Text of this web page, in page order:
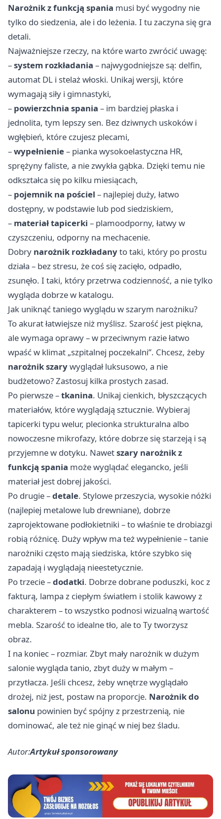
Narożnik z funkcją spania musi być wygodny nie
tylko do siedzenia, ale i do leżenia. I tu zaczyna się gra
detali.
Najważniejsze rzeczy, na które warto zwrócić uwagę:
–system rozkładania – najwygodniejsze są: delfin,
automat DL i stelaż włoski. Unikaj wersji, które
wymagają siły i gimnastyki,
– powierzchnia spania – im bardziej płaska i
jednolita, tym lepszy sen. Bez dziwnych uskoków i
wgłębień, które czujesz plecami,
–wypełnienie– pianka wysokoelastyczna HR,
sprężyny faliste, a nie zwykła gąbka. Dzięki temu nie
odkształca się po kilku miesiącach,
– pojemnik na pościel – najlepiej duży, łatwo
dostępny, w podstawie lub pod siedziskiem,
– materiał tapicerki – plamoodporny, łatwy w
czyszczeniu, odporny na mechacenie.
Dobry narożnik rozkładanyto taki, który po prostu
działa – bez stresu, że coś się zacięło, odpadło,
zsunęło. I taki, który przetrwa codzienność, a nie tylko
wygląda dobrze w katalogu.
Jak uniknąć taniego wyglądu w szarym narożniku?
To akurat łatwiejsze niż myślisz. Szarość jest piękna,
ale wymaga oprawy – w przeciwnym razie łatwo
wpaść w klimat „szpitalnej poczekalni”. Chcesz, żeby
narożnik szarywyglądał luksusowo, a nie
budżetowo? Zastosuj kilka prostych zasad.
Po pierwsze –tkanina. Unikaj cienkich, błyszczących
materiałów, które wyglądają sztucznie. Wybieraj
tapicerki typu welur, plecionka strukturalna albo
nowoczesne mikrofazy, które dobrze się starzeją i są
przyjemne w dotyku. Nawetszary narożnik z
funkcją spania może wyglądać elegancko, jeśli
materiał jest dobrej jakości.
Po drugie –detale. Stylowe przeszycia, wysokie nóżki
(najlepiej metalowe lub drewniane), dobrze
zaprojektowane podłokietniki – to właśnie te drobiazgi
robią różnicę. Duży wpływ ma też wypełnienie – tanie
narożniki często mają siedziska, które szybko się
zapadają i wyglądają nieestetycznie.
Po trzecie –dodatki. Dobrze dobrane poduszki, koc z
fakturą, lampa z ciepłym światłem i stolik kawowy z
charakterem – to wszystko podnosi wizualną wartość
mebla. Szarość to idealne tło, ale to Ty tworzysz
obraz.
I na koniec – rozmiar. Zbyt mały narożnik w dużym
salonie wygląda tanio, zbyt duży w małym –
przytłacza. Jeśli chcesz, żeby wnętrze wyglądało
drożej, niż jest, postaw na proporcje. Narożnik do
salonu powinien być spójny z przestrzenią, nie
dominować, ale też nie ginąć w niej bez śladu.
Autor:Artykuł sponsorowany